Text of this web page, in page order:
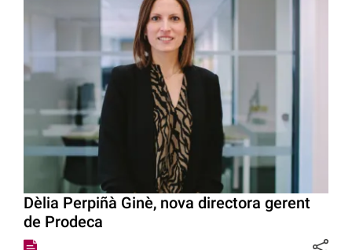
Dèlia Perpiñà Ginè, nova directora gerent
de Prodeca